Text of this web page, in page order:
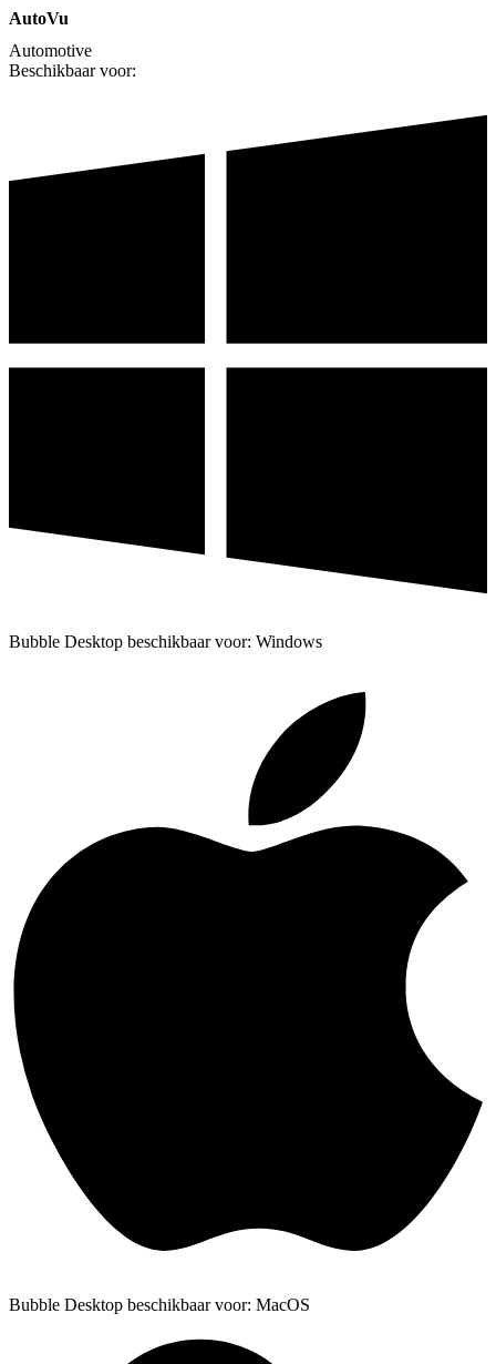
AutoVu
Automotive
Beschikbaar voor:
Bubble Desktop beschikbaar voor: Windows
Bubble Desktop beschikbaar voor: MacOS